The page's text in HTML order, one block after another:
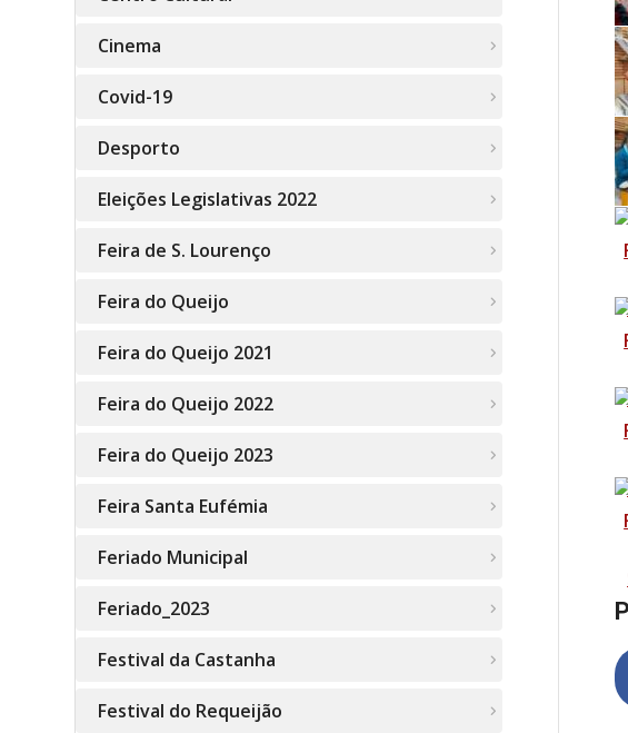
Cinema
Covid-19
Desporto
Eleições Legislativas 2022
Feira de S. Lourenço
Feira do Queijo
Feira do Queijo 2021
Feira do Queijo 2022
Feira do Queijo 2023
Feira Santa Eufémia
Feriado Municipal
Feriado_2023
Festival da Castanha
Festival do Requeijão